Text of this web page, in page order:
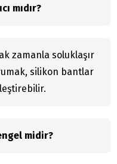
mıdır?
zamanla soluklaşır
silikon bantlar
midir?